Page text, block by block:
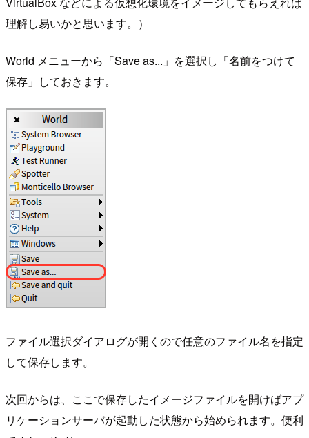
理解し易いかと思います。）
World メニューから「Save as...」を選択し「名前をつけて
保存」しておきます。
ファイル選択ダイアログが開くので任意のファイル名を指定
して保存します。
次回からは、ここで保存したイメージファイルを開けばアプ
リケーションサーバが起動した状態から始められます。便利